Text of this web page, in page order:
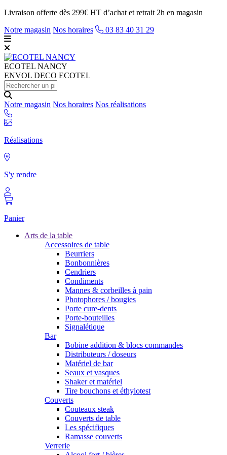
Livraison offerte dès 299€ HT d’achat et retrait 2h en magasin
Notre magasin Nos horaires 03 83 40 31 29
ECOTEL NANCY
ENVOL DECO ECOTEL
Notre magasin Nos horaires Nos réalisations
Réalisations
S'y rendre
Panier
Arts de la table
Accessoires de table
Beurriers
Bonbonnières
Cendriers
Condiments
Mannes & corbeilles à pain
Photophores / bougies
Porte cure-dents
Porte-bouteilles
Signalétique
Bar
Bobine addition & blocs commandes
Distributeurs / doseurs
Matériel de bar
Seaux et vasques
Shaker et matériel
Tire bouchons et éthylotest
Couverts
Couteaux steak
Couverts de table
Les spécifiques
Ramasse couverts
Verrerie